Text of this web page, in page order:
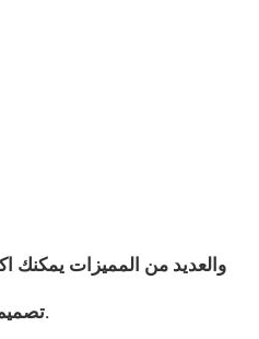
والعديد من المميزات يمكنك
تصميم مخصص للجوال ( موبايل ).